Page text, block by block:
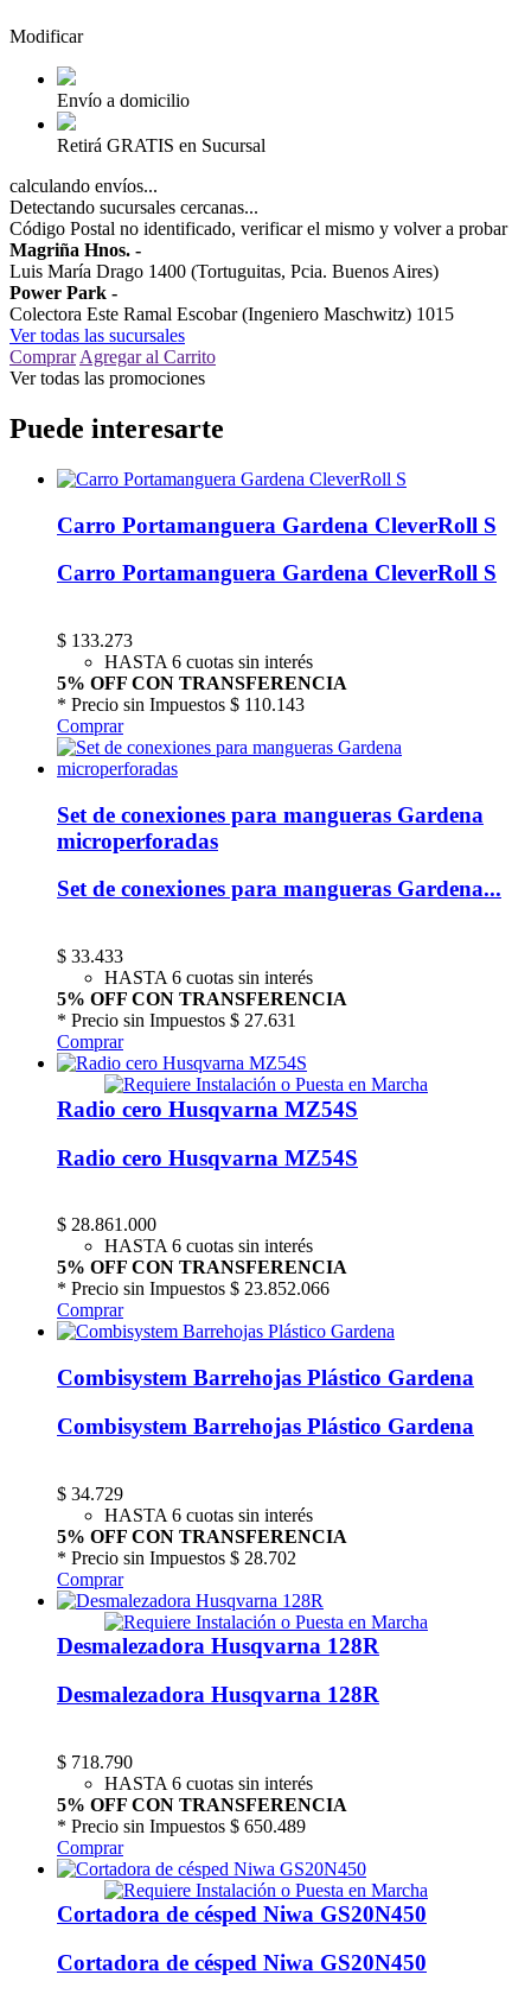
Modificar
Envío a domicilio
Retirá GRATIS en Sucursal
calculando envíos...
Detectando sucursales cercanas...
Código Postal no identificado, verificar el mismo y volver a probar
Magriña Hnos. -
Luis María Drago 1400 (Tortuguitas, Pcia. Buenos Aires)
Power Park -
Colectora Este Ramal Escobar (Ingeniero Maschwitz) 1015
Ver todas las sucursales
Comprar Agregar al Carrito
Ver todas las promociones
Puede interesarte
Carro Portamanguera Gardena CleverRoll S
Carro Portamanguera Gardena CleverRoll S
$ 133.273
HASTA 6 cuotas sin interés
5% OFF CON TRANSFERENCIA
* Precio sin Impuestos $ 110.143
Comprar
Set de conexiones para mangueras Gardena
microperforadas
Set de conexiones para mangueras Gardena...
$ 33.433
HASTA 6 cuotas sin interés
5% OFF CON TRANSFERENCIA
* Precio sin Impuestos $ 27.631
Comprar
Radio cero Husqvarna MZ54S
Radio cero Husqvarna MZ54S
$ 28.861.000
HASTA 6 cuotas sin interés
5% OFF CON TRANSFERENCIA
* Precio sin Impuestos $ 23.852.066
Comprar
Combisystem Barrehojas Plástico Gardena
Combisystem Barrehojas Plástico Gardena
$ 34.729
HASTA 6 cuotas sin interés
5% OFF CON TRANSFERENCIA
* Precio sin Impuestos $ 28.702
Comprar
Desmalezadora Husqvarna 128R
Desmalezadora Husqvarna 128R
$ 718.790
HASTA 6 cuotas sin interés
5% OFF CON TRANSFERENCIA
* Precio sin Impuestos $ 650.489
Comprar
Cortadora de césped Niwa GS20N450
Cortadora de césped Niwa GS20N450